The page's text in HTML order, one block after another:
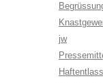
jw